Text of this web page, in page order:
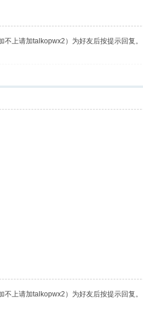
上请加talkopwx2）为好友后按提示回复
上请加talkopwx2）为好友后按提示回复